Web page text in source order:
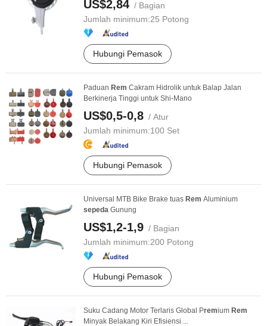
US$2,84 / Bagian
Jumlah minimum:25 Potong
Hubungi Pemasok
Paduan Rem Cakram Hidrolik untuk Balap Jalan
Berkinerja Tinggi untuk Shi-Mano
US$0,5-0,8 / Atur
Jumlah minimum:100 Set
Hubungi Pemasok
Universal MTB Bike Brake tuas Rem Aluminium
sepeda Gunung
US$1,2-1,9 / Bagian
Jumlah minimum:200 Potong
Hubungi Pemasok
Suku Cadang Motor Terlaris Global Premium Rem
Minyak Belakang Kiri Efisiensi ...